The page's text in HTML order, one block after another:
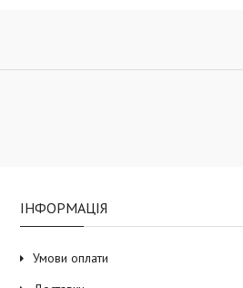
ІНФОРМАЦІЯ
Умови оплати